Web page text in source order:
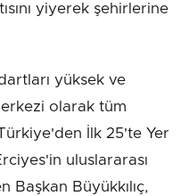
yiyerek şehirlerine
yüksek ve
olarak tüm
İlk 25'te Yer
uluslararası
Başkan Büyükkılıç,